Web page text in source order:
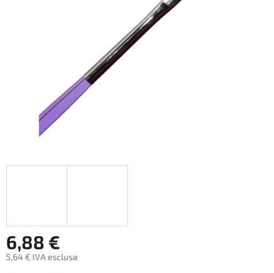
6,88 €
5,64 € IVA esclusa